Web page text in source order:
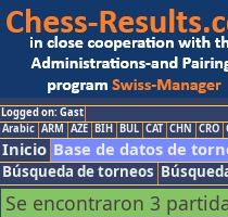
Logged on: Gast
Arabic ARM AZE BIH BUL CAT CHN CRO
Inicio Base de datos de
Búsqueda de torneos
Se encontraron 3